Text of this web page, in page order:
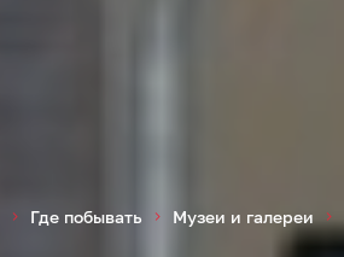
Где побывать Музеи и галереи